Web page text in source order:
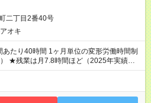
各種手当あり ★登録販売者資格保持者に
（実務経験がない方にも同額を支給） ※た
固定社員は当社規定に従い額が変動 ＝
＝＝＝ ★職務給制度で実力次第で収入ア
て給与が支払われ、昇格試験なく役職に
する制度です。 約4割の社員が入社3年目
＝＝＝＝＝＝ 【試用期間】試用
二丁目2番40号
オキ
たり40時間 1ヶ月単位の変形労働時間制
） ★残業は月7.8時間ほど（2025年実績）
＞ 9時～22時 ※勤務時間は店舗により異
時間制（週平均40時間以内） ★残業は月